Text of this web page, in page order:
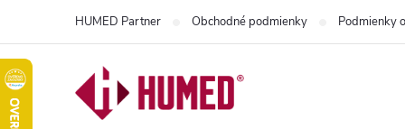
obsah
HUMED Partner Obchodné podmienky Podmienky